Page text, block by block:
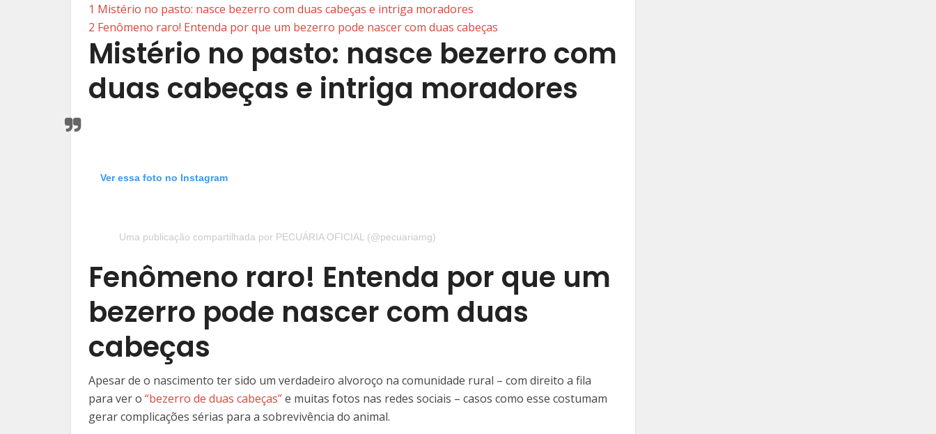
1 Mistério no pasto: nasce bezerro com duas cabeças e intriga moradores
2 Fenômeno raro! Entenda por que um bezerro pode nascer com duas cabeças
Mistério no pasto: nasce bezerro com
duas cabeças e intriga moradores
Ver essa foto no Instagram
Uma publicação compartilhada por PECUÁRIA OFICIAL (@pecuariamg)
Fenômeno raro! Entenda por que um
bezerro pode nascer com duas
cabeças
Apesar de o nascimento ter sido um verdadeiro alvoroço na comunidade rural – com direito a fila
para ver o “bezerro de duas cabeças”e muitas fotos nas redes sociais – casos como esse costumam
gerar complicações sérias para a sobrevivência do animal.